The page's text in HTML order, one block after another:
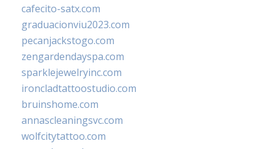
cafecito-satx.com
graduacionviu2023.com
pecanjackstogo.com
zengardendayspa.com
sparklejewelryinc.com
ironcladtattoostudio.com
bruinshome.com
annascleaningsvc.com
wolfcitytattoo.com